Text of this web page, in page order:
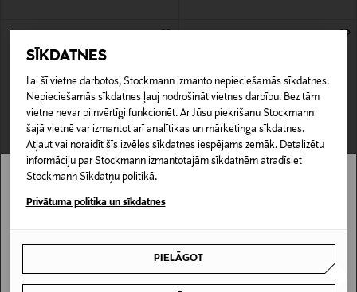
SĪKDATNES
Lai šī vietne darbotos, Stockmann izmanto nepieciešamās sīkdatnes.
Nepieciešamās sīkdatnes ļauj nodrošināt vietnes darbību. Bez tām
vietne nevar pilnvērtīgi funkcionēt. Ar Jūsu piekrišanu Stockmann
šajā vietnē var izmantot arī analītikas un mārketinga sīkdatnes.
Atļaut vai noraidīt šīs izvēles sīkdatnes iespējams zemāk. Detalizētu
informāciju par Stockmann izmantotajām sīkdatnēm atradīsiet
Stockmann Sīkdatņu politikā.
Privātuma politika un sīkdatnes
PIELĀGOT
IZPĀRDOŠANA 40%
Džersija T-krekls
Stockmann nav pieejams tavā valstī.